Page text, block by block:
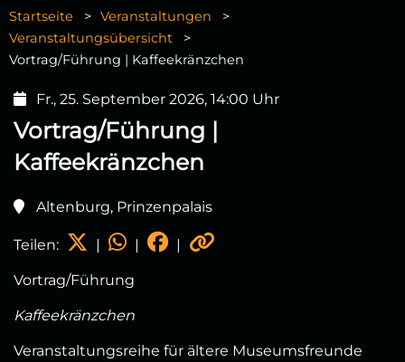
Startseite
Veranstaltungen
Veranstaltungsübersicht
Vortrag/Führung | Kaffeekränzchen
Fr., 25. September 2026, 14:00 Uhr
Vortrag/Führung |
Kaffeekränzchen
Altenburg, Prinzenpalais
Teilen: | | |
Vortrag/Führung
Kaffeekränzchen
Veranstaltungsreihe für ältere Museumsfreunde